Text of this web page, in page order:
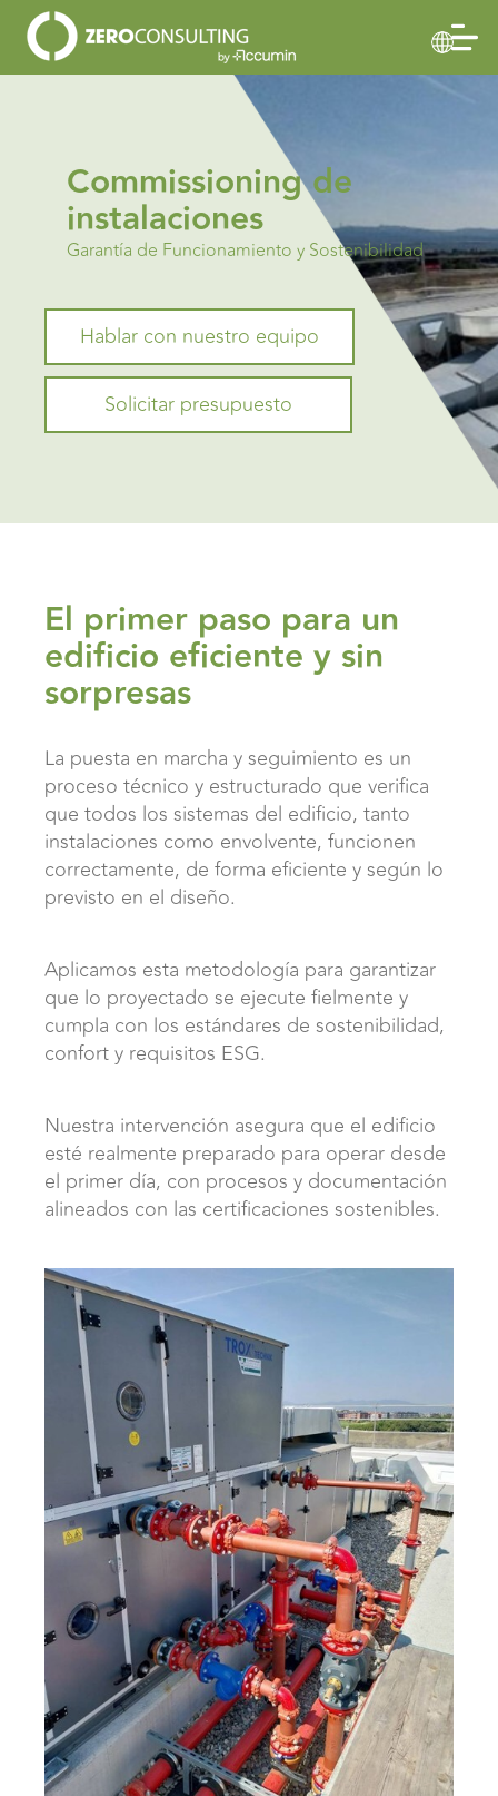
Commissioning de
instalaciones
Garantía de Funcionamiento y Sostenibilidad
Hablar con nuestro equipo
Solicitar presupuesto
El primer paso para un
edificio eficiente y sin
sorpresas
La puesta en marcha y seguimiento es un
proceso técnico y estructurado que verifica
que todos los sistemas del edificio, tanto
instalaciones como envolvente, funcionen
correctamente, de forma eficiente y según lo
previsto en el diseño.
Aplicamos esta metodología para garantizar
que lo proyectado se ejecute fielmente y
cumpla con los estándares de sostenibilidad,
confort y requisitos ESG.
Nuestra intervención asegura que el edificio
esté realmente preparado para operar desde
el primer día, con procesos y documentación
alineados con las certificaciones sostenibles.